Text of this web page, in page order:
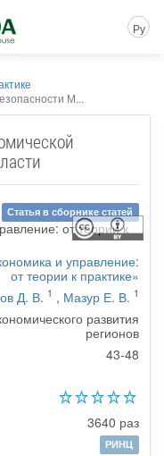
Ру
М...
Статья в сборнике статей
и управление:
от теории к практике»
Д. В. 1 , Мазур Е. В. 1
развития
регионов
43-48
3640 раз
РИНЦ